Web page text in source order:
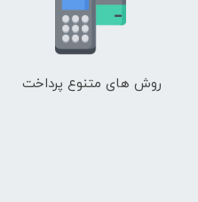
روش های متنوع پرداخت